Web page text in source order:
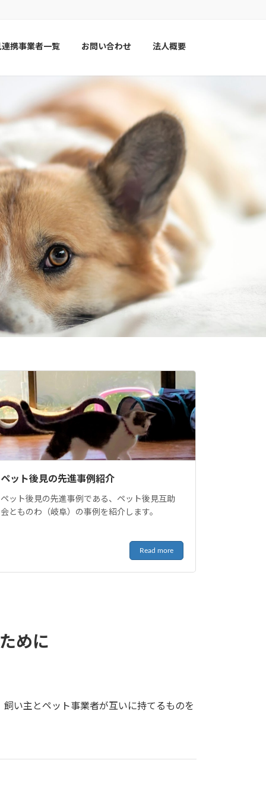
携事業者一覧 お問い合わせ 法人概要
ペット後見の先進事例紹介
ペット後見の先進事例である、ペット後見互助
会とものわ（岐阜）の事例を紹介します。
Read more
めに
い主とペット事業者が互いに持てるものを